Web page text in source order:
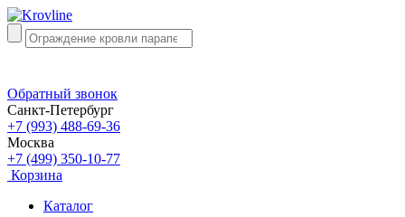
Обратный звонок
Санкт-Петербург
+7 (993) 488-69-36
Москва
+7 (499) 350-10-77
Корзина
Каталог